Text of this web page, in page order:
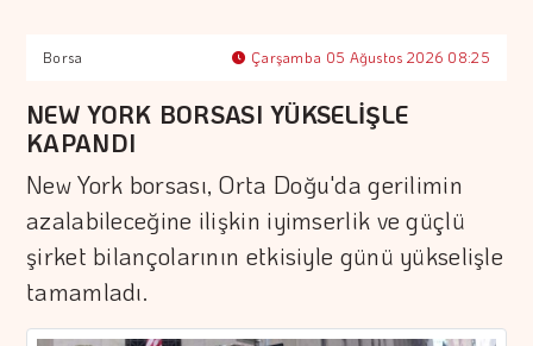
Borsa Çarşamba 05 Ağustos 2026 08:25
NEW YORK BORSASI YÜKSELİŞLE
KAPANDI
New York borsası, Orta Doğu'da gerilimin
azalabileceğine ilişkin iyimserlik ve güçlü
şirket bilançolarının etkisiyle günü yükselişle
tamamladı.